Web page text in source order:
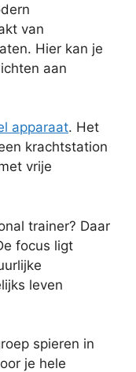
van
Hier kan je
aan
apparaat. Het
krachtstation
vrije
trainer? Daar
focus ligt
leven
spieren in
je hele